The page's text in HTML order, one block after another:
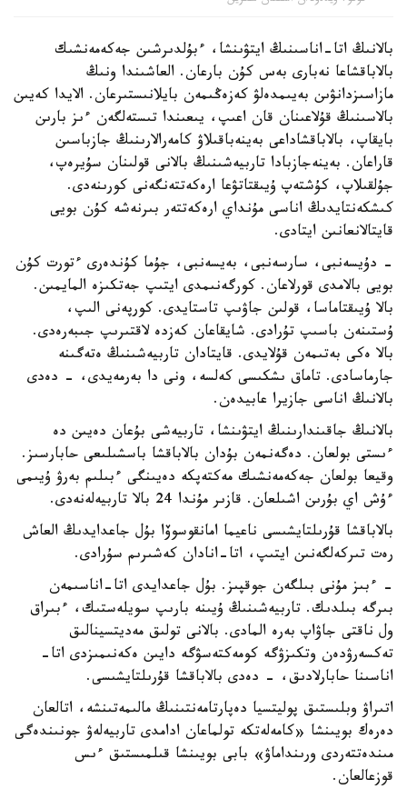
بالانىڭ اتا-اناسىنىڭ ايتۋىنشا، ءبۇلدىرشىن جەكەمەنشىك
بالاباقشاعا نەبارى بەس كۇن بارعان. العاشىندا ونىڭ
مازاسىزدانۋىن بەيىمدەلۋ كەزەڭىمەن بايلانىستىرعان. الايدا كەيىن
بالاسىنىڭ قۇلاعىنان قان اعىپ، يىعىندا تىستەلگەن ءىز بارىن
بايقاپ، بالاباقشاداعى بەينەباقىلاۋ كامەرالارىنىڭ جازباسىن
قاراعان. بەينەجازبادا تاربيەشىنىڭ بالانى قولىنان سۇيرەپ،
جۇلقىلاپ، كۇشتەپ ۇيىقتاتۋعا ارەكەتتەنگەنى كورىنەدى.
كىشكەنتايدىڭ اناسى مۇنداي ارەكەتتەر بىرنەشە كۇن بويى
قايتالانعانىن ايتادى.
- دۇيسەنبى، سارسەنبى، بەيسەنبى، جۇما كۇندەرى ءتورت كۇن
بويى بالامدى قورلاعان. كورگەنىمدى ايتىپ جەتكىزە المايمىن.
بالا ۇيىقتاماسا، قولىن جاۋىپ تاستايدى. كورپەنى الىپ،
ۇستىنەن باسىپ تۇرادى. شايقاعان كەزدە لاقتىرىپ جىبەرەدى.
بالا ەكى بەتىمەن قۇلايدى. قايتادان تاربيەشىنىڭ ەتەگىنە
جارماسادى. تاماق ىشكىسى كەلسە، ونى دا بەرمەيدى، - دەدى
بالانىڭ اناسى جازيرا عابيدەن.
بالانىڭ جاقىندارىنىڭ ايتۋىنشا، تاربيەشى بۇعان دەيىن دە
ءىستى بولعان. دەگەنمەن بۇدان بالاباقشا باسشىلىعى حابارسىز.
وقيعا بولعان جەكەمەنشىك مەكتەپكە دەيىنگى ءبىلىم بەرۋ ۇيىمى
ءۇش اي بۇرىن اشىلعان. قازىر مۇندا 24 بالا تاربيەلەنەدى.
بالاباقشا قۇرىلتايشىسى ناعيما امانقوسوۆا بۇل جاعدايدىڭ العاش
رەت تىركەلگەنىن ايتىپ، اتا-انادان كەشىرىم سۇرادى.
- ءبىز مۇنى بىلگەن جوقپىز. بۇل جاعدايدى اتا-اناسىمەن
بىرگە بىلدىك. تاربيەشىنىڭ ۇيىنە بارىپ سويلەستىك، ءبىراق
ول ناقتى جاۋاپ بەرە المادى. بالانى تولىق مەديتسينالىق
تەكسەرۋدەن وتكىزۋگە كومەكتەسۋگە دايىن ەكەنىمىزدى اتا-
اناسىنا حابارلادىق، - دەدى بالاباقشا قۇرىلتايشىسى.
اتىراۋ وبلىستىق پوليتسيا دەپارتامەنتىنىڭ مالىمەتىنشە، اتالعان
دەرەك بويىنشا «كامەلەتكە تولماعان ادامدى تاربيەلەۋ جونىندەگى
مىندەتتەردى ورىنداماۋ» بابى بويىنشا قىلمىستىق ءىس
قوزعالعان.